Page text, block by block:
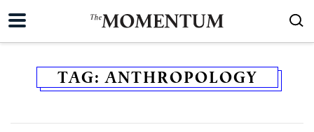
TAG:ANTHROPOLOGY